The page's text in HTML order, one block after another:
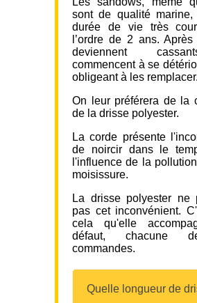
sont de qualité
durée de vie très
l’ordre de 2 ans.
deviennent
commencent à se
obligeant à les remplacer.
On leur préférera de la
de la drisse polyester.
La corde présente
de noircir dans le
l'influence de la
moisissure.
La drisse polyester ne
pas cet inconvénient.
cela qu'elle
défaut, chacune
commandes.
Quelle longueur de